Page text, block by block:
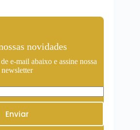
novidades
e-mail abaixo e assine nossa
newsletter
Enviar